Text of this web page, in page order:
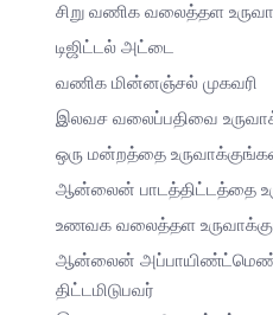
சிறு வணிக வலைத்தள
டிஜிட்டல் அட்டை
வணிக மின்னஞ்சல் முகவரி
இலவச வலைப்பதிவை
ஒரு மன்றத்தை
ஆன்லைன் பாடத்திட்டத்தை
உணவக வலைத்தள
ஆன்லைன்
திட்டமிடுபவர்